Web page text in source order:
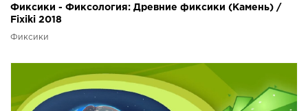
Фиксики - Фиксология: Древние фиксики (Камень) /
Fixiki 2018
Фиксики